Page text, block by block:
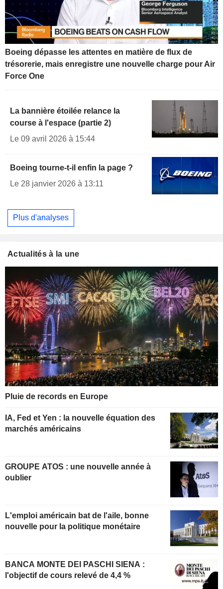
Boeing dépasse les attentes en matière de flux de
trésorerie, mais enregistre une nouvelle charge pour Air
Force One
La bannière étoilée relance la
course à l'espace (partie 2)
Le 09 avril 2026 à 15:44
Boeing tourne-t-il enfin la page ?
Le 28 janvier 2026 à 13:11
Plus d'analyses
Actualités à la une
Pluie de records en Europe
IA, Fed et Yen : la nouvelle équation des
marchés américains
GROUPE ATOS : une nouvelle année à
oublier
L'emploi américain bat de l'aile, bonne
nouvelle pour la politique monétaire
BANCA MONTE DEI PASCHI SIENA :
l'objectif de cours relevé de 4,4 %